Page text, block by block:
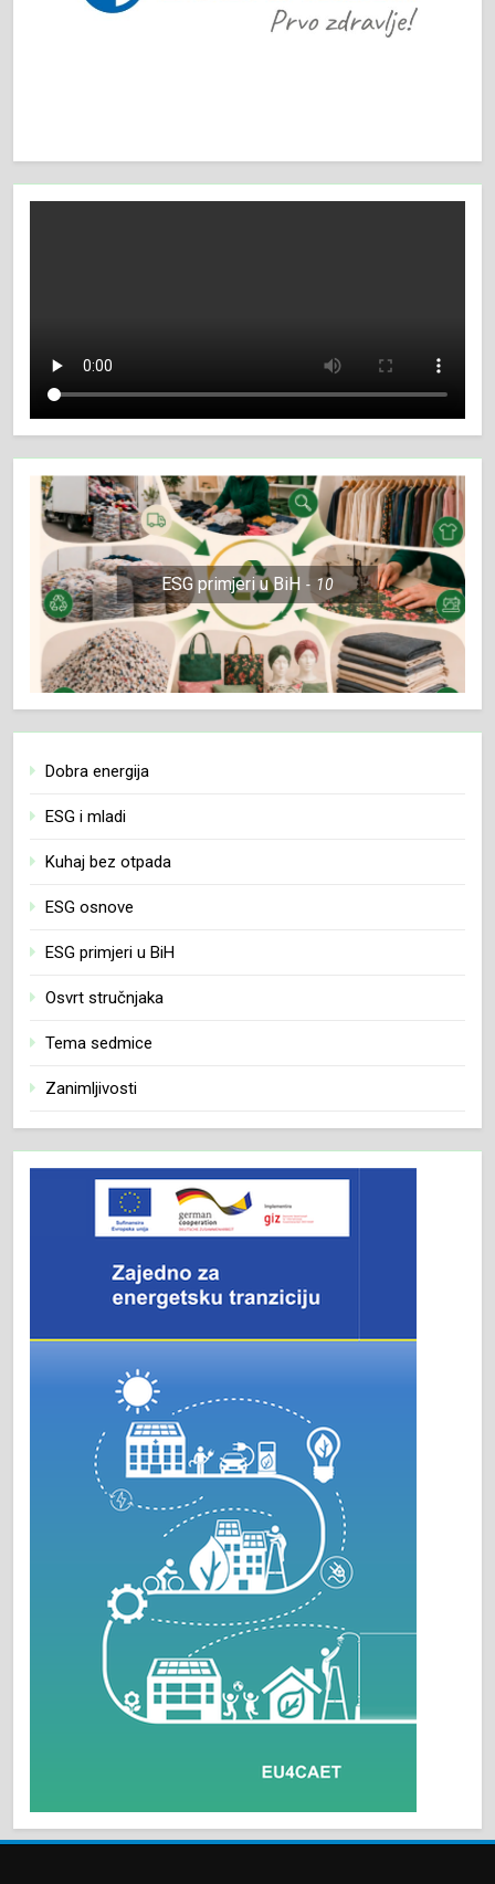
ESG primjeri u BiH 10
Dobra energija
ESG i mladi
Kuhaj bez otpada
ESG osnove
ESG primjeri u BiH
Osvrt stručnjaka
Tema sedmice
Zanimljivosti